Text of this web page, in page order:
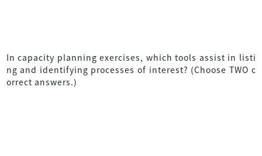
In capacity planning exercises, which tools assist in listi
ng and identifying processes of interest? (Choose TWO c
orrect answers.)